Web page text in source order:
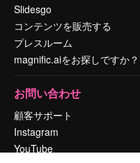
Slidesgo
コンテンツを販売する
プレスルーム
magnific.aiをお探しですか？
お問い合わせ
顧客サポート
Instagram
YouTube